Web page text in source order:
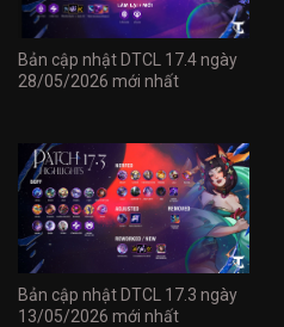
Bản cập nhật DTCL 17.4 ngày
28/05/2026 mới nhất
Bản cập nhật DTCL 17.3 ngày
13/05/2026 mới nhất